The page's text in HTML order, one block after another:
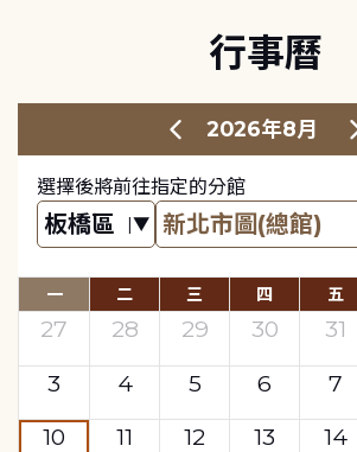
行事曆
2026年8月
選擇後將前往指定的分館
一 二 三 四 五
27 28 29 30 31
3
4 5 6 7
10
11 12 13 14